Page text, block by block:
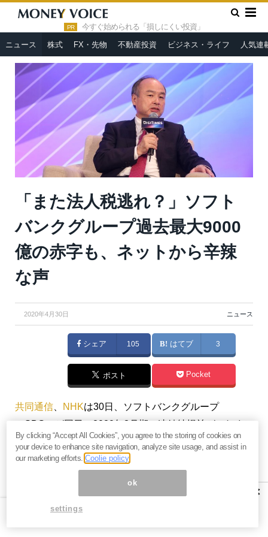
PR 今すぐ始められる「損しにくい投資」
ニュース 株式 FX・先物 不動産投資 ビジネス・ライフ 人気連
HOME » ニュース »
「また法人税逃れ？」ソフトバンクグルー
プ過去最大9000億の赤字も、ネットから辛辣な声
「また法人税逃れ？」ソフト
バンクグループ過去最大9000
億の赤字も、ネットから辛辣
な声
2020年4月30日 ニュース
シェア 105 はてブ 3
ポスト Pocket
共同通信 NHKは30日、ソフトバンクグループ
（SBG）が同日、2020年3月期の連結純損益がこれま
で見込んでいた7500億円の赤字から拡大し、9000億円
の赤字になると発表したことを報じた。
によると、アメリカのシェアオフィス大手で投資
×
By clicking “Accept All Cookies”, you agree to the storing of cookies on
your device to enhance site navigation, analyze site usage, and assist in
our marketing efforts.Coolie policy
ok
settings